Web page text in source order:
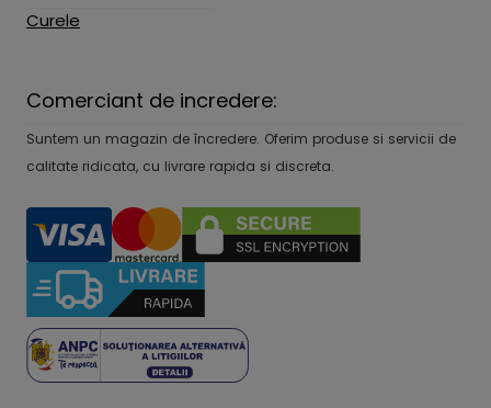
Curele
Comerciant de incredere:
Suntem un magazin de încredere. Oferim produse si servicii de
calitate ridicata, cu livrare rapida si discreta.